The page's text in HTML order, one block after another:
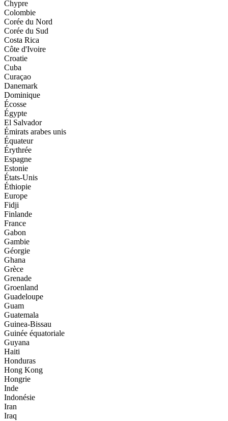
Chypre
Colombie
Corée du Nord
Corée du Sud
Costa Rica
Côte d'Ivoire
Croatie
Cuba
Curaçao
Danemark
Dominique
Écosse
Égypte
El Salvador
Émirats arabes unis
Équateur
Érythrée
Espagne
Estonie
États-Unis
Éthiopie
Europe
Fidji
Finlande
France
Gabon
Gambie
Géorgie
Ghana
Grèce
Grenade
Groenland
Guadeloupe
Guam
Guatemala
Guinea-Bissau
Guinée équatoriale
Guyana
Haiti
Honduras
Hong Kong
Hongrie
Inde
Indonésie
Iran
Iraq